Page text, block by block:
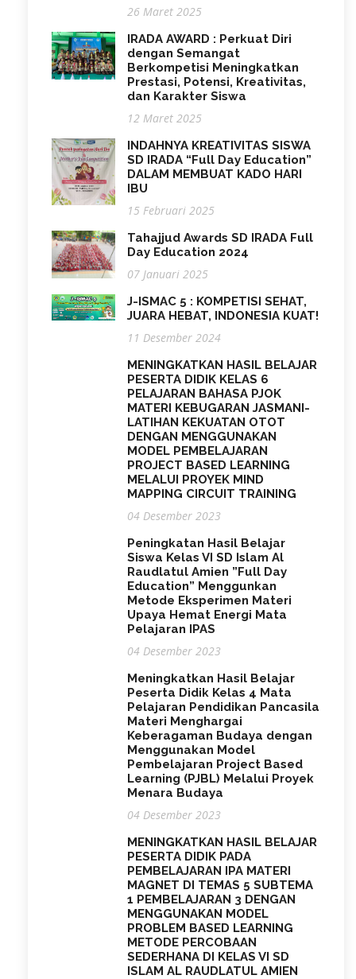
26 Maret 2025
IRADA AWARD : Perkuat Diri
dengan Semangat
Berkompetisi Meningkatkan
Prestasi, Potensi, Kreativitas,
dan Karakter Siswa
12 Maret 2025
INDAHNYA KREATIVITAS SISWA
SD IRADA “Full Day Education”
DALAM MEMBUAT KADO HARI
IBU
15 Februari 2025
Tahajjud Awards SD IRADA Full
Day Education 2024
07 Januari 2025
J-ISMAC 5 : KOMPETISI SEHAT,
JUARA HEBAT, INDONESIA KUAT!
11 Desember 2024
MENINGKATKAN HASIL BELAJAR
PESERTA DIDIK KELAS 6
PELAJARAN BAHASA PJOK
MATERI KEBUGARAN JASMANI-
LATIHAN KEKUATAN OTOT
DENGAN MENGGUNAKAN
MODEL PEMBELAJARAN
PROJECT BASED LEARNING
MELALUI PROYEK MIND
MAPPING CIRCUIT TRAINING
04 Desember 2023
Peningkatan Hasil Belajar
Siswa Kelas VI SD Islam Al
Raudlatul Amien ”Full Day
Education” Menggunkan
Metode Eksperimen Materi
Upaya Hemat Energi Mata
Pelajaran IPAS
04 Desember 2023
Meningkatkan Hasil Belajar
Peserta Didik Kelas 4 Mata
Pelajaran Pendidikan Pancasila
Materi Menghargai
Keberagaman Budaya dengan
Menggunakan Model
Pembelajaran Project Based
Learning (PJBL) Melalui Proyek
Menara Budaya
04 Desember 2023
MENINGKATKAN HASIL BELAJAR
PESERTA DIDIK PADA
PEMBELAJARAN IPA MATERI
MAGNET DI TEMAS 5 SUBTEMA
1 PEMBELAJARAN 3 DENGAN
MENGGUNAKAN MODEL
PROBLEM BASED LEARNING
METODE PERCOBAAN
SEDERHANA DI KELAS VI SD
ISLAM AL RAUDLATUL AMIEN